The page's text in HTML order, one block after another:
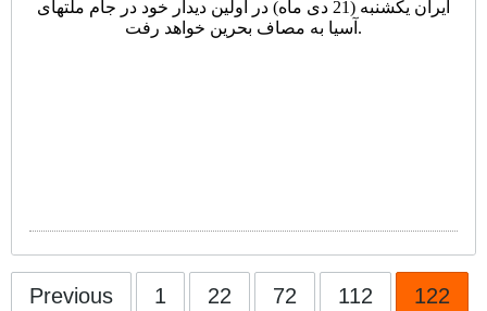
ایران یکشنبه (21 دی ماه) در اولین دیدار خود در جام ملتهای
آسیا به مصاف بحرین خواهد رفت.
Previous 1 22 72 112 122